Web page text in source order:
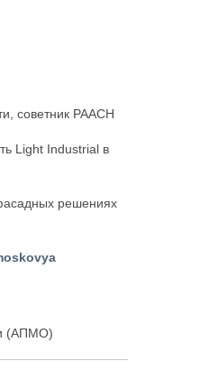
советник РААСН
Light Industrial в
решениях
(АПМО)